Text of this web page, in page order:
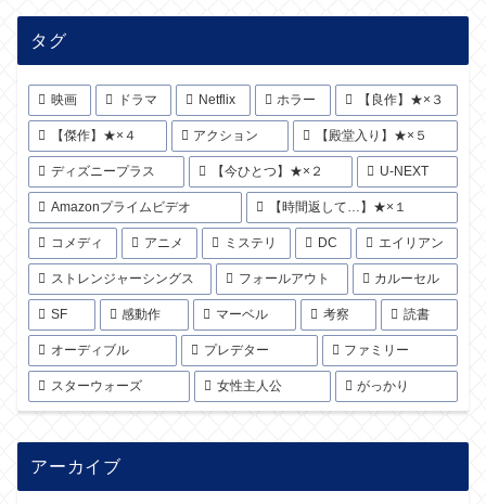
タグ
映画 ドラマ Netflix ホラー 【良作】★×３
【傑作】★×４ アクション 【殿堂入り】★×５
ディズニープラス 【今ひとつ】★×２ U-NEXT
Amazonプライムビデオ 【時間返して…】★×１
コメディ アニメ ミステリ DC エイリアン
ストレンジャーシングス フォールアウト カルーセル
SF 感動作 マーベル 考察 読書
オーディブル プレデター ファミリー
スターウォーズ 女性主人公 がっかり
アーカイブ